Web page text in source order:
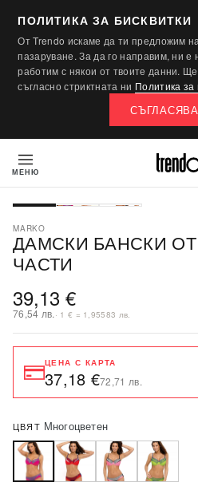
ПОЛИТИКА ЗА БИСКВИТКИ
От Trendo искаме да ти предложим
пазаруване. За да го направим, ни е
работим с някои от твоите данни.
съгласно стриктната ни Политика за
МЕНЮ
MARKO
ДАМСКИ БАНСКИ
ЧАСТИ
39,13 €
76,54 лв. · 1 € = 1,95583 лв.
ЦЕНА С КАРТА
37,18 €72,71 лв.
ЦВЯТ Многоцветен